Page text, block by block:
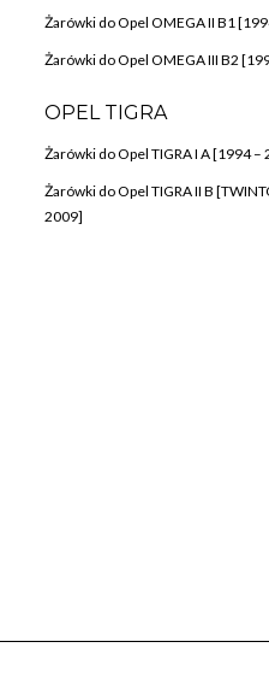
Żarówki do Opel OMEGA II B1
Żarówki do Opel OMEGA III B2
OPEL TIGRA
Żarówki do Opel TIGRA I A [1994 –
Żarówki do Opel TIGRA II B
2009]